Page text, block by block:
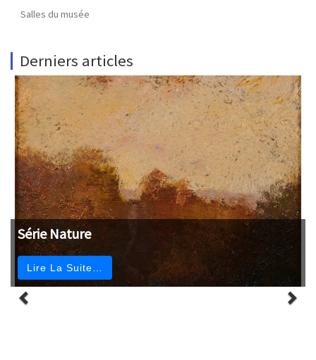
Salles du musée
Derniers articles
Série Nature
Lire La Suite…